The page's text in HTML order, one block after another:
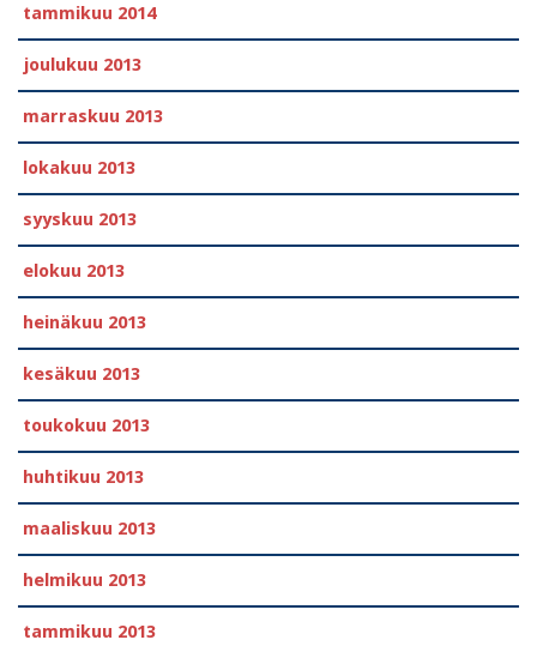
tammikuu 2014
joulukuu 2013
marraskuu 2013
lokakuu 2013
syyskuu 2013
elokuu 2013
heinäkuu 2013
kesäkuu 2013
toukokuu 2013
huhtikuu 2013
maaliskuu 2013
helmikuu 2013
tammikuu 2013